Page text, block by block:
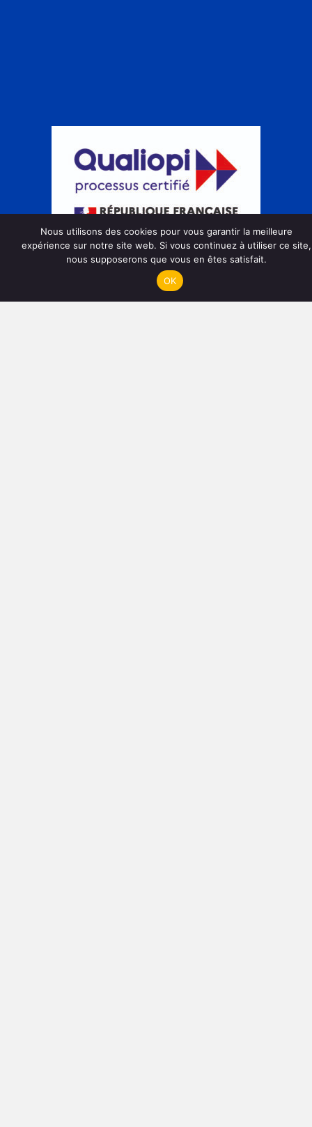
Nous utilisons des cookies pour vous garantir la meilleure
expérience sur notre site web. Si vous continuez à utiliser ce site,
nous supposerons que vous en êtes satisfait.
OK